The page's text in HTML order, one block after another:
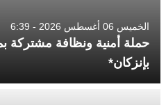
الخميس 06 أغسطس 2026 - 6:39
حملة أمنية ونظافة مشتركة
بإنزكان*